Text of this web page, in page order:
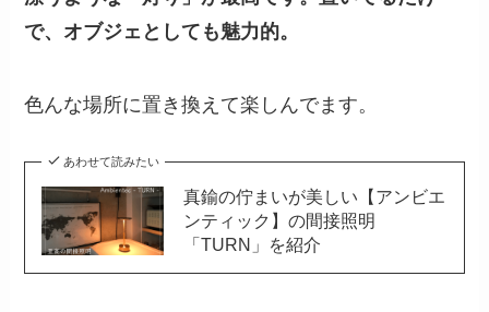
で、オブジェとしても魅力的。
色んな場所に置き換えて楽しんでます。
あわせて読みたい
真鍮の佇まいが美しい【アンビエ
ンティック】の間接照明
「TURN」を紹介